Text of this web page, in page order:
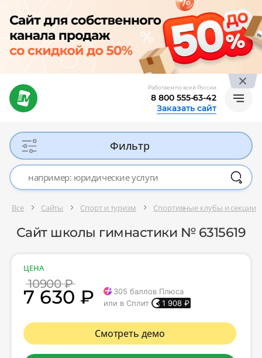
Работаем по всей России
8 800 555-63-42
Заказать сайт
Фильтр
Все Сайты Спорт и туризм Спортивные клубы и секции
Сайт школы гимнастики № 6315619
ЦЕНА
10900 ₽
7 630 ₽ 305 баллов Плюса
или в Сплит
1 908 ₽
Смотреть демо